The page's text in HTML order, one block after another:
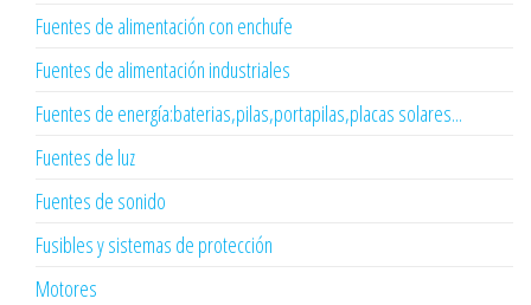
Fuentes de alimentación con enchufe
Fuentes de alimentación industriales
Fuentes de energía:baterias,pilas,portapilas,placas solares...
Fuentes de luz
Fuentes de sonido
Fusibles y sistemas de protección
Motores